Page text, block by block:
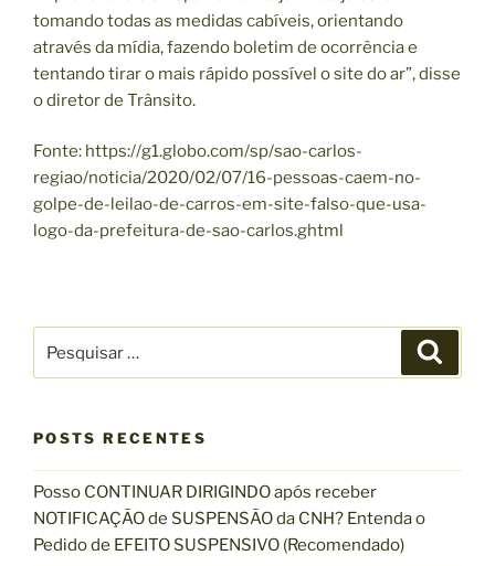
tomando todas as medidas cabíveis, orientando
através da mídia, fazendo boletim de ocorrência e
tentando tirar o mais rápido possível o site do ar”, disse
o diretor de Trânsito.
Fonte: https://g1.globo.com/sp/sao-carlos-
regiao/noticia/2020/02/07/16-pessoas-caem-no-
golpe-de-leilao-de-carros-em-site-falso-que-usa-
logo-da-prefeitura-de-sao-carlos.ghtml
u
i
s
a
r
s
r
POSTS RECENTES
Posso CONTINUAR DIRIGINDO após receber
NOTIFICAÇÃO de SUSPENSÃO da CNH? Entenda o
Pedido de EFEITO SUSPENSIVO (Recomendado)